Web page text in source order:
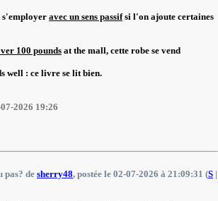
s'employer avec un sens passifsi l'on ajoute certaines
100 poundsat the mall, cette robe se vend
well : ce livre se lit bien.
2026 19:26
pas? de sherry48, postée le 02-07-2026 à 21:09:31 (S |